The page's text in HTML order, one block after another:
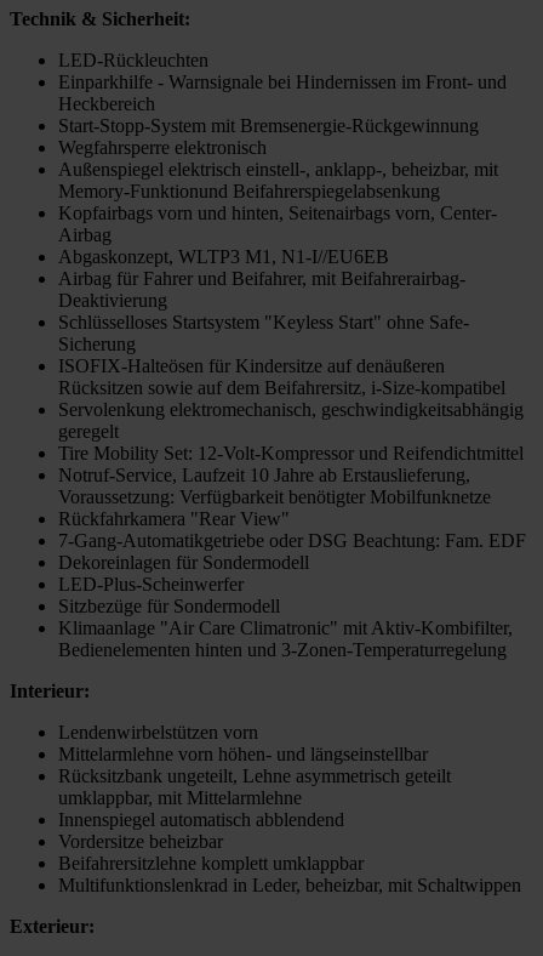
Technik & Sicherheit:
LED-Rückleuchten
Einparkhilfe - Warnsignale bei Hindernissen im Front- und
Heckbereich
Start-Stopp-System mit Bremsenergie-Rückgewinnung
Wegfahrsperre elektronisch
Außenspiegel elektrisch einstell-, anklapp-, beheizbar, mit
Memory-Funktionund Beifahrerspiegelabsenkung
Kopfairbags vorn und hinten, Seitenairbags vorn, Center-
Airbag
Abgaskonzept, WLTP3 M1, N1-I//EU6EB
Airbag für Fahrer und Beifahrer, mit Beifahrerairbag-
Deaktivierung
Schlüsselloses Startsystem "Keyless Start" ohne Safe-
Sicherung
ISOFIX-Halteösen für Kindersitze auf denäußeren
Rücksitzen sowie auf dem Beifahrersitz, i-Size-kompatibel
Servolenkung elektromechanisch, geschwindigkeitsabhängig
geregelt
Tire Mobility Set: 12-Volt-Kompressor und Reifendichtmittel
Notruf-Service, Laufzeit 10 Jahre ab Erstauslieferung,
Voraussetzung: Verfügbarkeit benötigter Mobilfunknetze
Rückfahrkamera "Rear View"
7-Gang-Automatikgetriebe oder DSG Beachtung: Fam. EDF
Dekoreinlagen für Sondermodell
LED-Plus-Scheinwerfer
Sitzbezüge für Sondermodell
Klimaanlage "Air Care Climatronic" mit Aktiv-Kombifilter,
Bedienelementen hinten und 3-Zonen-Temperaturregelung
Interieur:
Lendenwirbelstützen vorn
Mittelarmlehne vorn höhen- und längseinstellbar
Rücksitzbank ungeteilt, Lehne asymmetrisch geteilt
umklappbar, mit Mittelarmlehne
Innenspiegel automatisch abblendend
Vordersitze beheizbar
Beifahrersitzlehne komplett umklappbar
Multifunktionslenkrad in Leder, beheizbar, mit Schaltwippen
Exterieur: